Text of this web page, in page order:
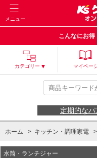
メニュー
こんなにお得
カテゴリー マイペー
定期的な
ホーム > キッチン・調理家電 >
水筒・ランチジャー